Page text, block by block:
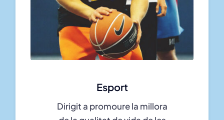
Esport
Dirigit a promoure la millora